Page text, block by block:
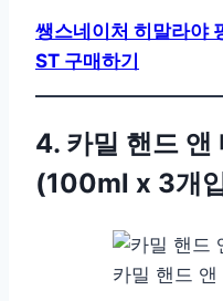
쌩스네이처 히말라야
ST 구매하기
4. 카밀 핸드 앤
(100ml x 3개
카밀 핸드